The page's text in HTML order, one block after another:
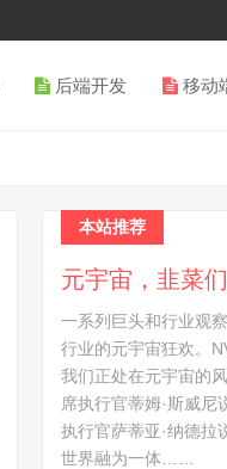
后端开发 移动
本站推荐
元宇宙，韭菜
一系列巨头和行业观
行业的元宇宙狂欢。
我们正处在元宇宙的
席执行官蒂姆·斯威尼
执行官萨蒂亚·纳德拉
世界融为一体……